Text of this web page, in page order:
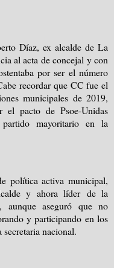
Díaz, ex alcalde de La
al acta de concejal y con
por ser el número
recordar que CC fue el
municipales de 2019,
el pacto de Psoe-Unidas
mayoritario en la
política activa municipal,
y ahora líder de la
aunque aseguró que no
y participando en los
nacional.